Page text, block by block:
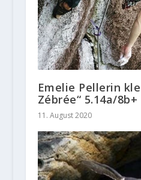
Emelie Pellerin
Zébrée“ 5.14a/
11. August 2020